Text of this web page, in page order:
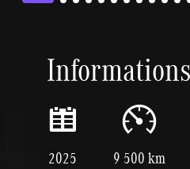
2025 9 500 km